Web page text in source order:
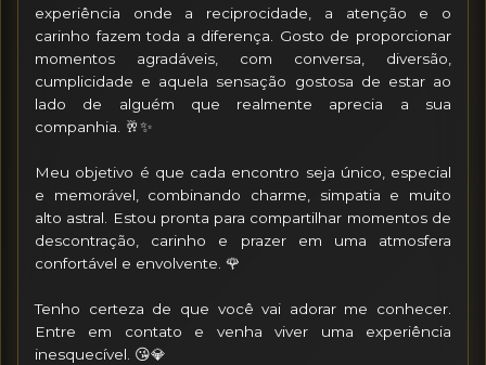
experiência onde a reciprocidade, a atenção e o
carinho fazem toda a diferença. Gosto de proporcionar
momentos agradáveis, com conversa, diversão,
cumplicidade e aquela sensação gostosa de estar ao
lado de alguém que realmente aprecia a sua
companhia. 🥂✨
Meu objetivo é que cada encontro seja único, especial
e memorável, combinando charme, simpatia e muito
alto astral. Estou pronta para compartilhar momentos de
descontração, carinho e prazer em uma atmosfera
confortável e envolvente. 🌹
Tenho certeza de que você vai adorar me conhecer.
Entre em contato e venha viver uma experiência
inesquecível. 😘💎